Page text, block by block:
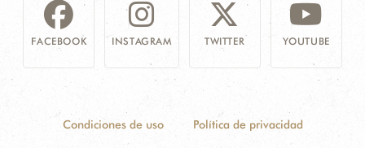
FACEBOOK INSTAGRAM TWITTER YOUTUBE
Condiciones de uso Política de privacidad